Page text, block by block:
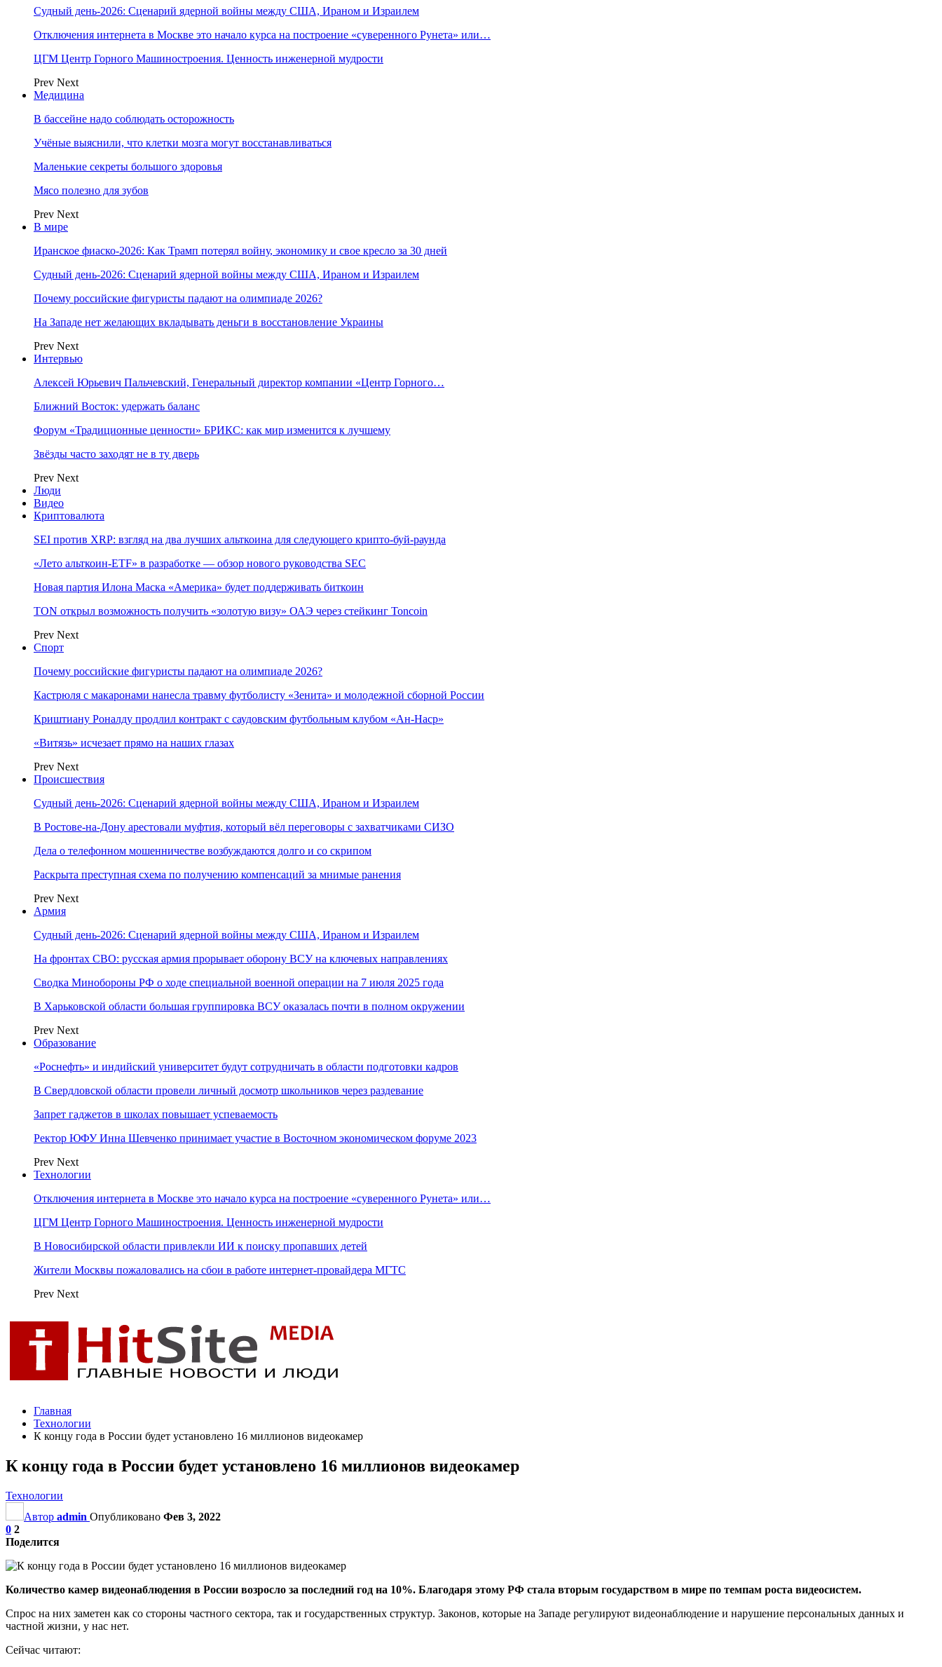
Судный день-2026: Сценарий ядерной войны между США, Ираном и Израилем
Отключения интернета в Москве это начало курса на построение «суверенного Рунета» или…
ЦГМ Центр Горного Машиностроения. Ценность инженерной мудрости
Prev Next
Медицина
В бассейне надо соблюдать осторожность
Учёные выяснили, что клетки мозга могут восстанавливаться
Маленькие секреты большого здоровья
Мясо полезно для зубов
Prev Next
В мире
Иранское фиаско-2026: Как Трамп потерял войну, экономику и свое кресло за 30 дней
Судный день-2026: Сценарий ядерной войны между США, Ираном и Израилем
Почему российские фигуристы падают на олимпиаде 2026?
На Западе нет желающих вкладывать деньги в восстановление Украины
Prev Next
Интервью
Алексей Юрьевич Пальчевский, Генеральный директор компании «Центр Горного…
Ближний Восток: удержать баланс
Форум «Традиционные ценности» БРИКС: как мир изменится к лучшему
Звёзды часто заходят не в ту дверь
Prev Next
Люди
Видео
Криптовалюта
SEI против XRP: взгляд на два лучших альткоина для следующего крипто-буй-раунда
«Лето альткоин-ETF» в разработке — обзор нового руководства SEC
Новая партия Илона Маска «Америка» будет поддерживать биткоин
TON открыл возможность получить «золотую визу» ОАЭ через стейкинг Toncoin
Prev Next
Спорт
Почему российские фигуристы падают на олимпиаде 2026?
Кастрюля с макаронами нанесла травму футболисту «Зенита» и молодежной сборной России
Криштиану Роналду продлил контракт с саудовским футбольным клубом «Ан-Наср»
«Витязь» исчезает прямо на наших глазах
Prev Next
Происшествия
Судный день-2026: Сценарий ядерной войны между США, Ираном и Израилем
В Ростове-на-Дону арестовали муфтия, который вёл переговоры с захватчиками СИЗО
Дела о телефонном мошенничестве возбуждаются долго и со скрипом
Раскрыта преступная схема по получению компенсаций за мнимые ранения
Prev Next
Армия
Судный день-2026: Сценарий ядерной войны между США, Ираном и Израилем
На фронтах СВО: русская армия прорывает оборону ВСУ на ключевых направлениях
Сводка Минобороны РФ о ходе специальной военной операции на 7 июля 2025 года
В Харьковской области большая группировка ВСУ оказалась почти в полном окружении
Prev Next
Образование
«Роснефть» и индийский университет будут сотрудничать в области подготовки кадров
В Свердловской области провели личный досмотр школьников через раздевание
Запрет гаджетов в школах повышает успеваемость
Ректор ЮФУ Инна Шевченко принимает участие в Восточном экономическом форуме 2023
Prev Next
Технологии
Отключения интернета в Москве это начало курса на построение «суверенного Рунета» или…
ЦГМ Центр Горного Машиностроения. Ценность инженерной мудрости
В Новосибирской области привлекли ИИ к поиску пропавших детей
Жители Москвы пожаловались на сбои в работе интернет-провайдера МГТС
Prev Next
Главная
Технологии
К концу года в России будет установлено 16 миллионов видеокамер
К концу года в России будет установлено 16 миллионов видеокамер
Технологии
Автор admin Опубликовано Фев 3, 2022
0 2
Поделится
Количество камер видеонаблюдения в России возросло за последний год на 10%. Благодаря этому РФ стала вторым государством в мире по темпам роста видеосистем.
Спрос на них заметен как со стороны частного сектора, так и государственных структур. Законов, которые на Западе регулируют видеонаблюдение и нарушение персональных данных и
частной жизни, у нас нет.
Сейчас читают: